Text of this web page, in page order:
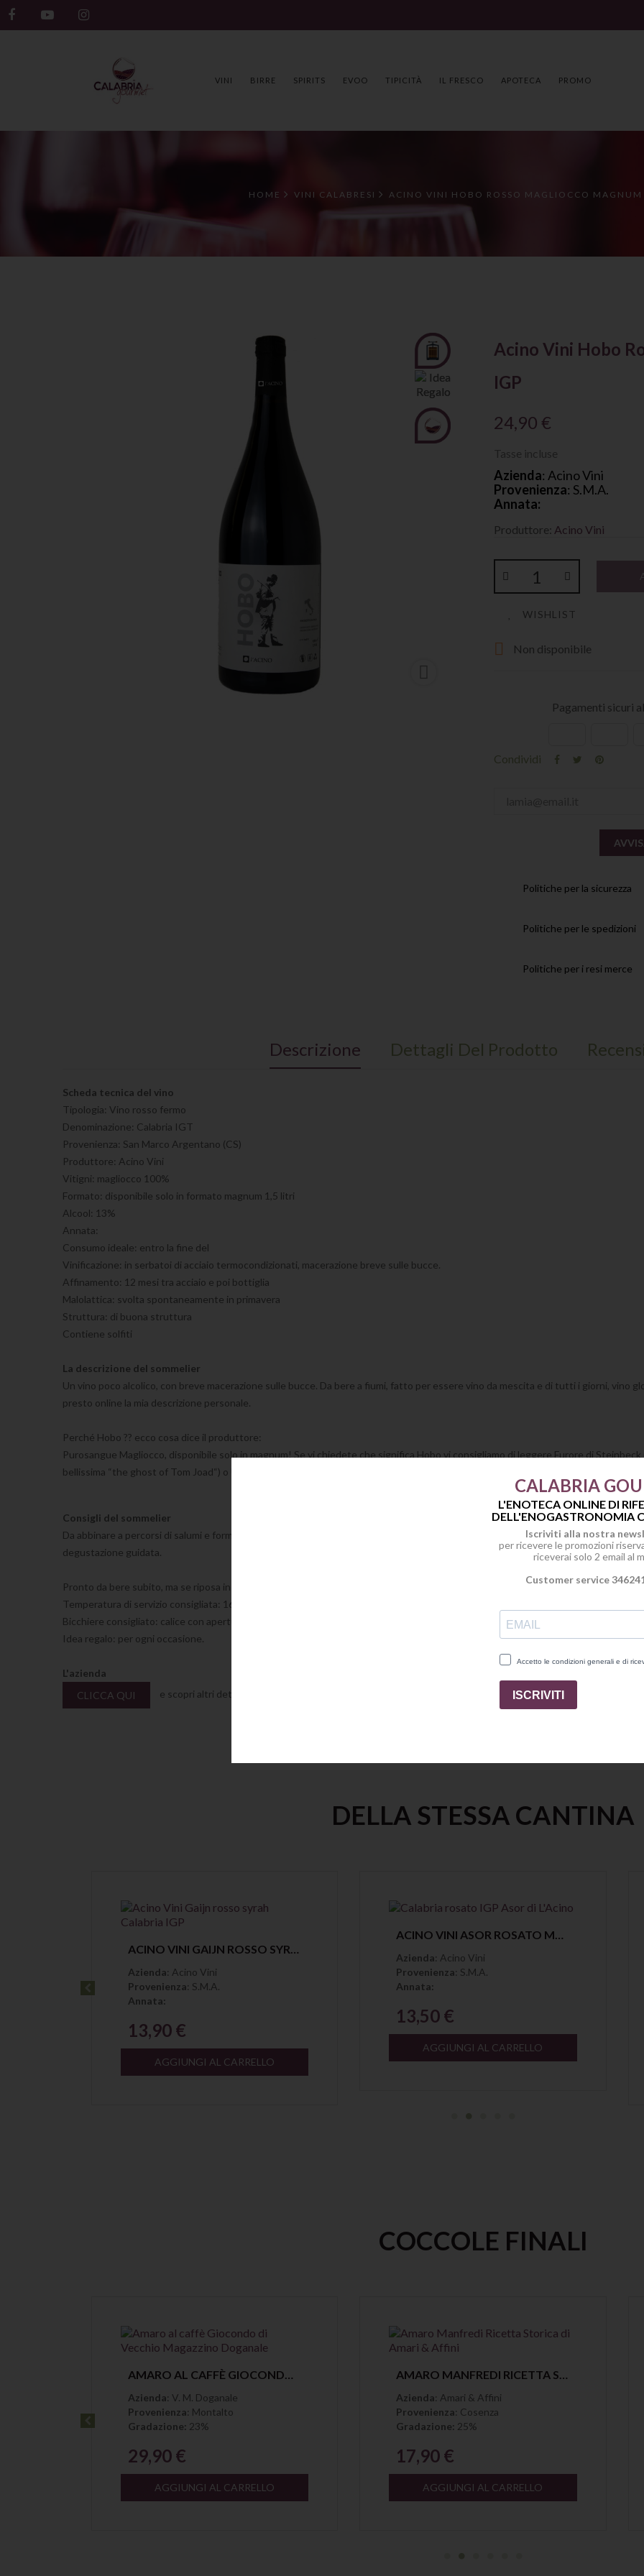
VINI BIRRE SPIRITS EVOO TIPICITÀ IL FRESCO APOTECA PROMO
HOME VINI CALABRESI ACINO VINI HOBO ROSSO MAGLIOCCO

Acino Vini Hobo
IGP
24,90 €
Tasse incluse
Azienda: Acino Vini
Provenienza: S.M.A.
Annata:
Produttore: Acino Vini
WISHLIST
 Non disponibile
Pagamenti sicuri
Condividi
Politiche per la sicurezza
Politiche per le spedizioni
Politiche per i resi merce
Descrizione Dettagli Del Prodotto
Scheda tecnica del vino
Tipologia: Vino rosso fermo
Denominazione: Calabria IGT
Provenienza: San Marco Argentano (CS)
Produttore: Acino Vini
Vitigni: magliocco 100%
Formato: disponibile solo in formato magnum 1,5 litri
Alcool: 13%
Annata:
Consumo ideale: entro la fine del
Vinificazione: in serbatoi di acciaio termocondizionati, macerazione breve sulle bucce.
Affinamento: 12 mesi tra acciaio e poi bottiglia
Malolattica: svolta spontaneamente in primavera
Struttura: di buona struttura
Contiene solfiti
La descrizione del sommelier
Un vino poco alcolico, con breve macerazione sulle bucce. Da bere a fiumi, fatto per essere vino da mescita e di tutti i giorni, vino
presto online la mia descrizione personale.
Perché Hobo ?? ecco cosa dice il produttore:
Purosangue Magliocco, disponibile solo in magnum! Se vi chiedete che significa Hobo vi consigliamo di leggere Furore di
bellissima “the ghost of Tom Joad“) o Uomini e Topi sempre di Steinbeck, semplicemente un inno alla libertà
Consigli del sommelier
Da abbinare a percorsi di salumi e formaggi, primi e risotti con salse rosse a base di carne o verdure, secondi di carne come
degustazione guidata.
Pronto da bere subito, ma se riposa in bottiglia saprà sorprenderti ancora di piu.
Temperatura di servizio consigliata: 16/18 gradi
Bicchiere consigliato: calice con apertura media
Idea regalo: per ogni occasione.
L'azienda
CLICCA QUI
e scopri altri dettagli su questa azienda nel mio blog.
DELLA STESSA CANTINA
Anteprima ACINO VINI GAIJN ROSSO SYRAH CALABRIA IGP
Azienda: Acino Vini
Provenienza: S.M.A.
Annata:
13,90 €
AGGIUNGI AL CARRELLO
Anteprima ACINO VINI ASOR ROSATO MAGLIOCCO CALABRIA IGP
Azienda: Acino Vini
Provenienza: S.M.A.
Annata:
13,50 €
AGGIUNGI AL CARRELLO
COCCOLE FINALI
Anteprima AMARO AL CAFFÈ GIOCONDO DI VECCHIO MAGAZZINO DOGANALE
Azienda: V. M. Doganale
Provenienza: Montalto
Gradazione: 23%
29,90 €
AGGIUNGI AL CARRELLO
Anteprima AMARO MANFREDI RICETTA STORICA DI AMARI & AFFINI
Azienda: Amari & Affini
Provenienza: Cosenza
Gradazione: 25%
17,90 €
AGGIUNGI AL CARRELLO
L'ENOTECA ONLINE DI
DELL'ENOGASTRONOMIA
Iscriviti alla nostra
per ricevere le promozioni
riceverai solo 2 email al
Customer service
CALABRIA